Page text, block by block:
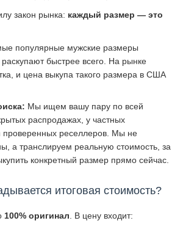
закон рынка: каждый размер — это
популярные мужские размеры
быстрее всего. На рынке
и цена выкупа такого размера в США
Мы ищем вашу пару по всей
распродажах, у частных
проверенных реселлеров. Мы не
а транслируем реальную стоимость, за
конкретный размер прямо сейчас.
итоговая стоимость?
100% оригинал . В цену входит: